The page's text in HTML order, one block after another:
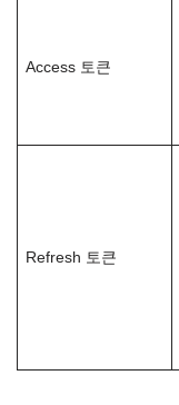
Access 토큰
Refresh 토큰